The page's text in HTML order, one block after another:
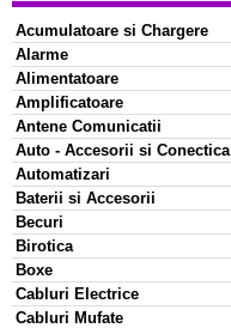
Acumulatoare si Chargere
Alarme
Alimentatoare
Amplificatoare
Antene Comunicatii
Auto - Accesorii si Conectica
Automatizari
Baterii si Accesorii
Becuri
Birotica
Boxe
Cabluri Electrice
Cabluri Mufate